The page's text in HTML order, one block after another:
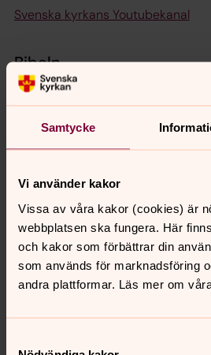
Samtycke
Vi använder kakor
Vissa av våra kakor (cookies) är
webbplatsen ska fungera. Här
och kakor som förbättrar din
som används för marknadsföring
andra plattformar. Läs mer om
Svenska kyrkans Youtubekanal
Bibeln
Bibel 2000 online
Tidningar
Intro
Ung tro
Appar
Kyrkguiden för Iphone
Kyrkguiden för Android